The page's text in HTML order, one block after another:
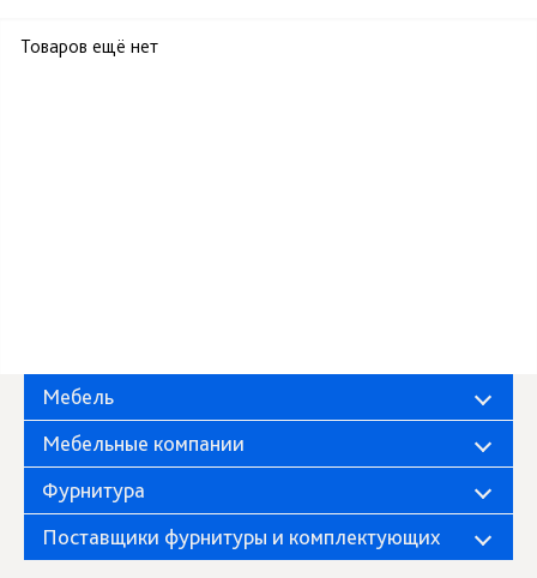
Товаров ещё нет
Мебель
Мебельные компании
Фурнитура
Поставщики фурнитуры и комплектующих